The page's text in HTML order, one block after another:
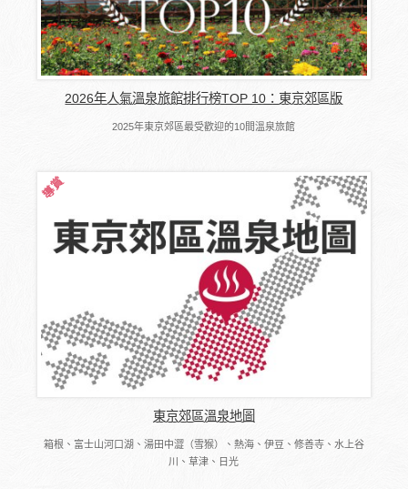
2026年人氣溫泉旅館排行榜TOP 10：東京郊區版
2025年東京郊區最受歡迎的10間溫泉旅館
東京郊區溫泉地圖
箱根、富士山河口湖、湯田中澀（雪猴）、熱海、伊豆、修善寺、水上谷
川、草津、日光